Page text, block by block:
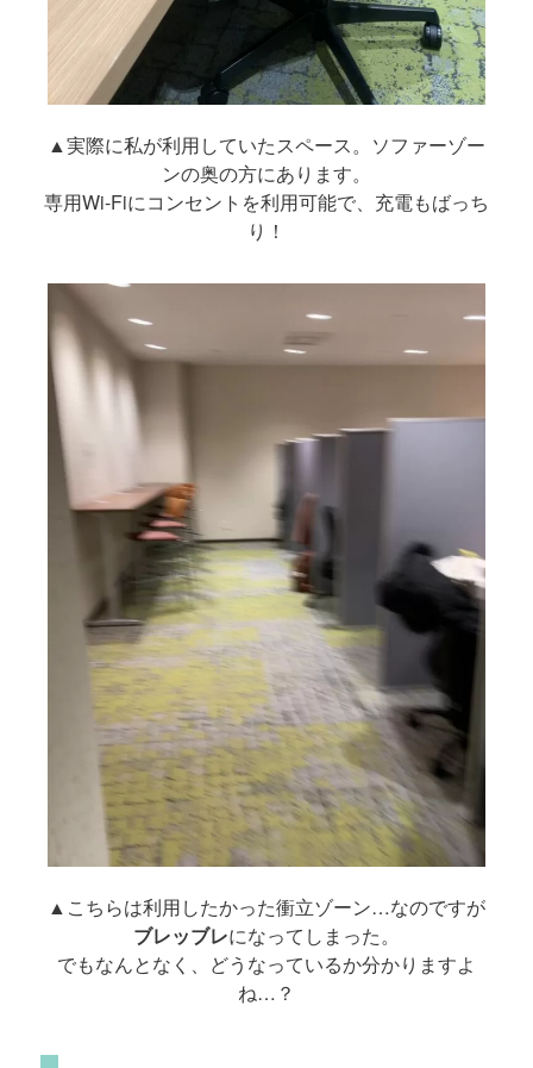
▲実際に私が利用していたスペース。ソファーゾー
ンの奥の方にあります。
専用Wi-Fiにコンセントを利用可能で、充電もばっち
り！
▲こちらは利用したかった衝立ゾーン…なのですが
ブレッブレになってしまった。
でもなんとなく、どうなっているか分かりますよ
ね…？